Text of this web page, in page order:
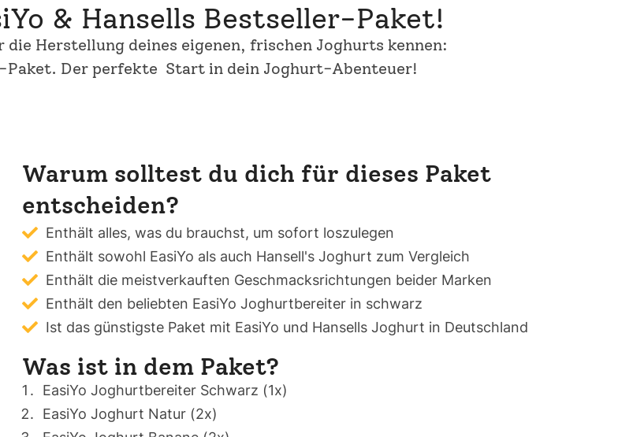
& Hansells Bestseller-Paket!
Herstellung deines eigenen, frischen Joghurts kennen:
Paket. Der perfekte Start in dein Joghurt-Abenteuer!
Warum solltest du dich für dieses Paket
entscheiden?
Enthält alles, was du brauchst, um sofort loszulegen
Enthält sowohl EasiYo als auch Hansell's Joghurt zum Vergleich
Enthält die meistverkauften Geschmacksrichtungen beider Marken
Enthält den beliebten EasiYo Joghurtbereiter in schwarz
Ist das günstigste Paket mit EasiYo und Hansells Joghurt in Deutschland
Was ist in dem Paket?
EasiYo Joghurtbereiter Schwarz (1x)
EasiYo Joghurt Natur (2x)